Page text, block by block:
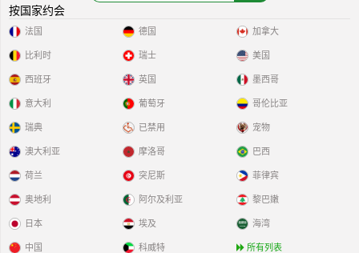
按国家约会
法国
比利时
西班牙
意大利
瑞典
德国
瑞士
英国
葡萄牙
已禁用
加拿大
美国
墨西哥
哥伦比亚
宠物
澳大利亚
荷兰
奥地利
日本
中国
摩洛哥
突尼斯
阿尔及利亚
埃及
科威特
巴西
菲律宾
黎巴嫩
海湾
所有列表